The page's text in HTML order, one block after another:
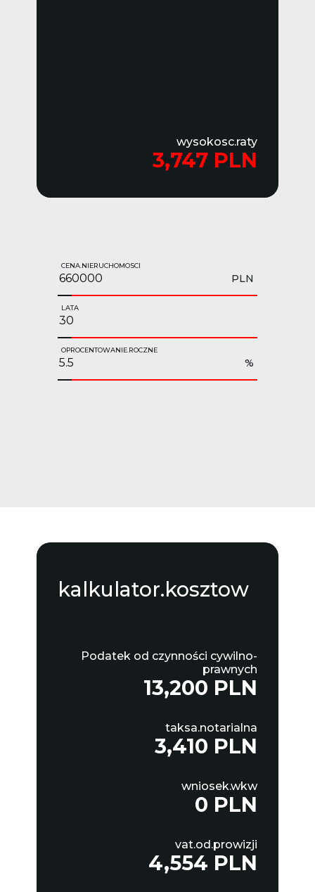
wysokosc.raty
3,747 PLN
CENA.NIERUCHOMOSCI
PLN
LATA
OPROCENTOWANIE.ROCZNE
%
kalkulator.kosztow
Podatek od czynności cywilno-
prawnych
13,200 PLN
taksa.notarialna
3,410 PLN
wniosek.wkw
0 PLN
vat.od.prowizji
4,554 PLN